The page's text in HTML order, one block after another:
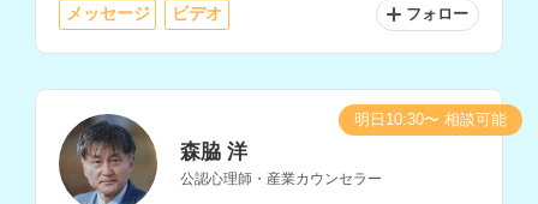
メッセージ ビデオ フォロー
森脇 洋
公認心理師・産業カウンセラー
明日10:30〜 相談可能